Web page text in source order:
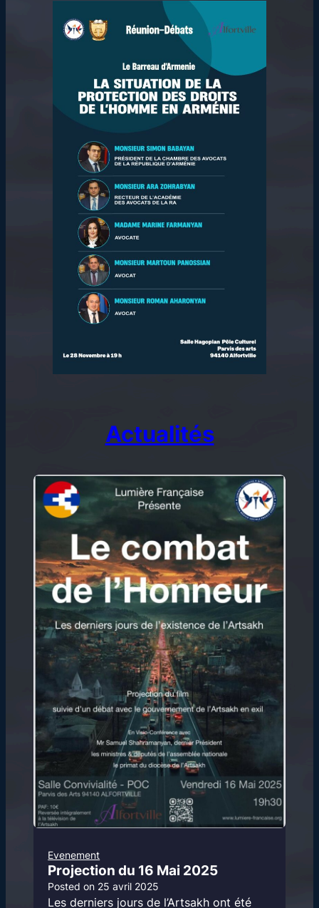
Actualités
Evenement
Projection du 16 Mai 2025
Posted on 25 avril 2025
Les derniers jours de l’Artsakh ont été